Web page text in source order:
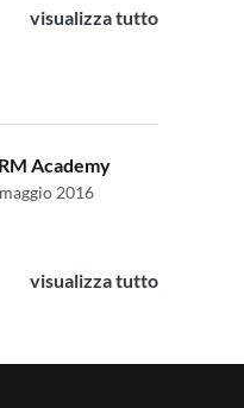
visualizza tutto
Academy
2016
visualizza tutto